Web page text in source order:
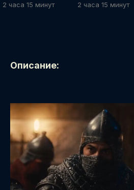
2 часа 15 минут
2 часа 15 минут
Описание: